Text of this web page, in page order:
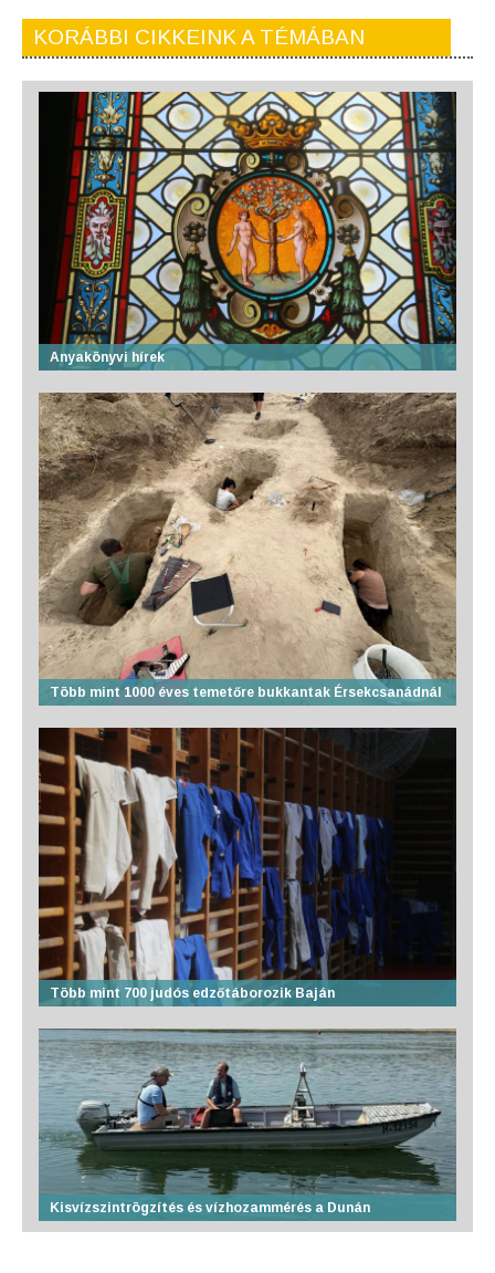
KORÁBBI CIKKEINK A TÉMÁBAN
Anyakönyvi hírek
Több mint 1000 éves temetőre bukkantak Érsekcsanádnál
Több mint 700 judós edzőtáborozik Baján
Kisvízszintrögzítés és vízhozammérés a Dunán